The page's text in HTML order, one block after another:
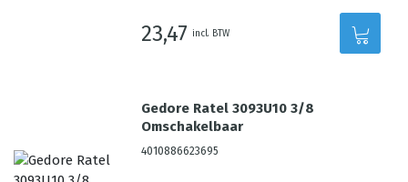
23,47 incl. BTW
Gedore Ratel 3093U10 3/8
Omschakelbaar
4010886623695